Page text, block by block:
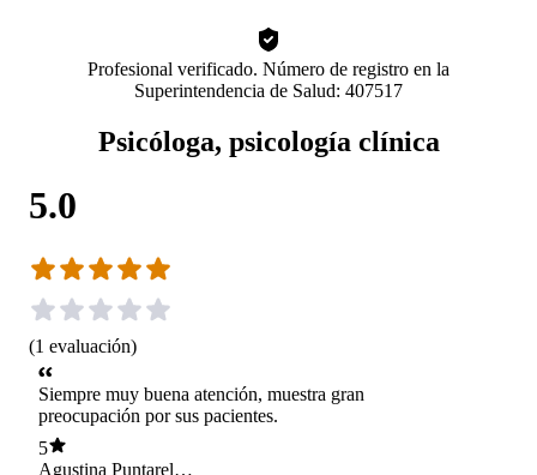
Profesional verificado. Número de registro en la
Superintendencia de Salud: 407517
Psicóloga, psicología clínica
5.0
(1 evaluación)
Siempre muy buena atención, muestra gran
preocupación por sus pacientes.
5
Agustina Puntarelli